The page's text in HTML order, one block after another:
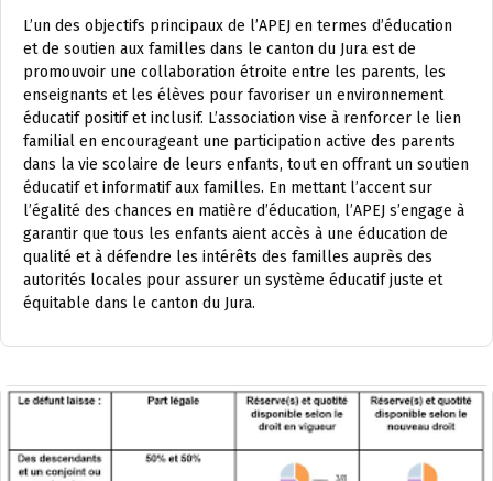
L’un des objectifs principaux de l’APEJ en termes d’éducation
et de soutien aux familles dans le canton du Jura est de
promouvoir une collaboration étroite entre les parents, les
enseignants et les élèves pour favoriser un environnement
éducatif positif et inclusif. L’association vise à renforcer le lien
familial en encourageant une participation active des parents
dans la vie scolaire de leurs enfants, tout en offrant un soutien
éducatif et informatif aux familles. En mettant l’accent sur
l’égalité des chances en matière d’éducation, l’APEJ s’engage à
garantir que tous les enfants aient accès à une éducation de
qualité et à défendre les intérêts des familles auprès des
autorités locales pour assurer un système éducatif juste et
équitable dans le canton du Jura.